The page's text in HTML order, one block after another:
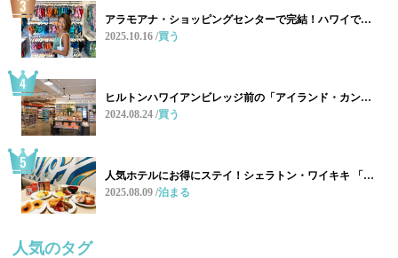
アラモアナ・ショッピングセンターで完結！ハワイで…
2025.10.16 買う
ヒルトンハワイアンビレッジ前の「アイランド・カン…
2024.08.24 買う
人気ホテルにお得にステイ！シェラトン・ワイキキ 「…
2025.08.09 泊まる
人気のタグ